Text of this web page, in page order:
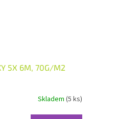
5X 6M, 70G/M2
Skladem (5 ks)